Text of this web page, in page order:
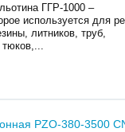
ГГР-1000 –
используется для
литников, труб,
PZO-380-3500